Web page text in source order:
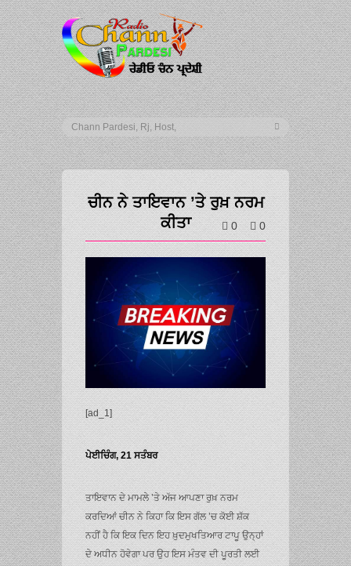
ਚੀਨ ਨੇ ਤਾਇਵਾਨ ’ਤੇ ਰੁਖ਼ ਨਰਮ
ਕੀਤਾ
0 0
[ad_1]
ਪੇਈਚਿੰਗ, 21 ਸਤੰਬਰ
ਤਾਇਵਾਨ ਦੇ ਮਾਮਲੇ ’ਤੇ ਅੱਜ ਆਪਣਾ ਰੁਖ਼ ਨਰਮ
ਕਰਦਿਆਂ ਚੀਨ ਨੇ ਕਿਹਾ ਕਿ ਇਸ ਗੱਲ ’ਚ ਕੋਈ ਸ਼ੱਕ
ਨਹੀਂ ਹੈ ਕਿ ਇਕ ਦਿਨ ਇਹ ਖ਼ੁਦਮੁਖਤਿਆਰ ਟਾਪੂ ਉਨ੍ਹਾਂ
ਦੇ ਅਧੀਨ ਹੋਵੇਗਾ ਪਰ ਉਹ ਇਸ ਮੰਤਵ ਦੀ ਪੂਰਤੀ ਲਈ